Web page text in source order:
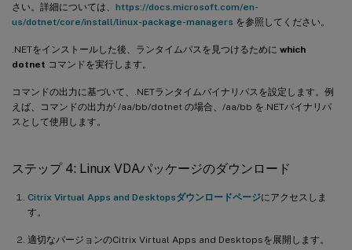
さい。詳細については、 https://docs.microsoft.com/en-
us/dotnet/core/install/linux-package-managers を参照してください。
.NETをインストールした後、ランタイムパスを見つけるために which
dotnet コマンドを実行します。
コマンドの出力に基づいて、.NETランタイムバイナリパスを設定します。例
えば、コマンドの出力が /aa/bb/dotnet の場合、/aa/bb を.NETバイナリパ
スとして使用します。
ステップ 4: Linux VDAパッケージのダウンロード
Citrix Virtual Apps and Desktopsダウンロードページにアクセスしま
す。
適切なバージョンのCitrix Virtual Apps and Desktopsを展開します。